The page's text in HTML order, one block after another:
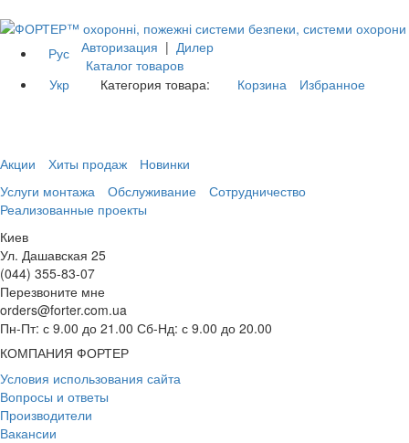
Рус
Укр
Авторизация | Дилер
Каталог товаров
Категория товара:
Корзина Избранное
Акции Хиты продаж
Новинки
Услуги монтажа
Обслуживание
Сотрудничество
Реализованные проекты
Киев
Ул. Дашавская 25
(044) 355-83-07
Перезвоните мне
orders@forter.com.ua
Пн-Пт: с 9.00 до 21.00 Сб-Нд: с 9.00 до 20.00
КОМПАНИЯ ФОРТЕР
Условия использования сайта
Вопросы и ответы
Производители
Вакансии